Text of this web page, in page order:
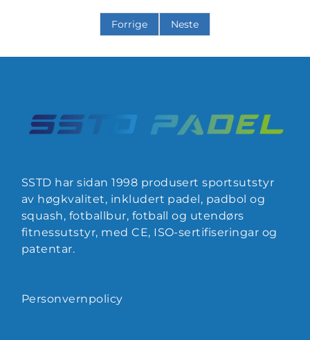
Forrige Neste
SSTD har sidan 1998 produsert sportsutstyr
av høgkvalitet, inkludert padel, padbol og
squash, fotballbur, fotball og utendørs
fitnessutstyr, med CE, ISO-sertifiseringar og
patentar.
Personvernpolicy